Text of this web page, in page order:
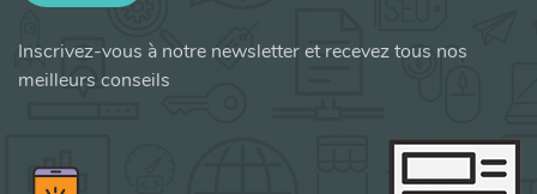
Inscrivez-vous à notre newsletter et recevez tous nos
meilleurs conseils